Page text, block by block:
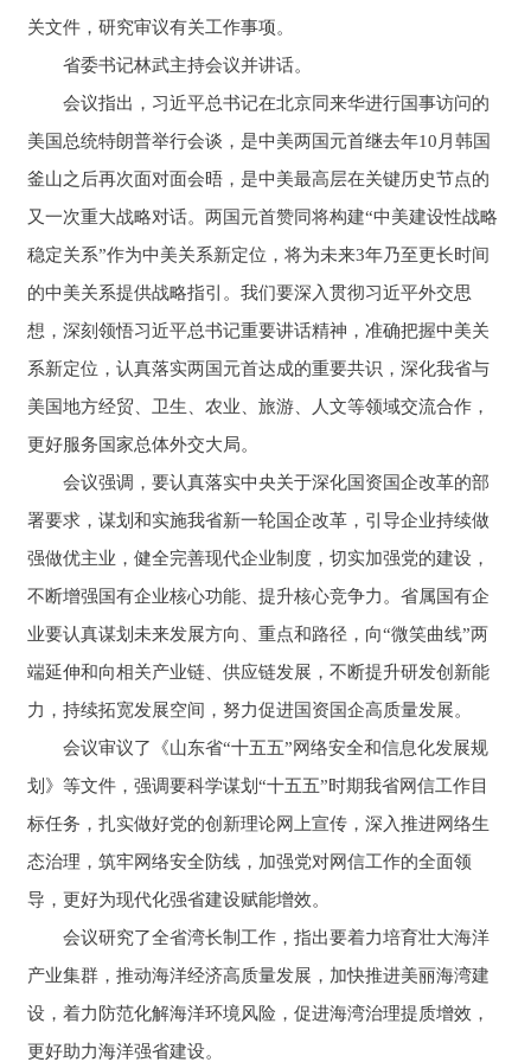
关文件，研究审议有关工作事项。
省委书记林武主持会议并讲话。
会议指出，习近平总书记在北京同来华进行国事访问的
美国总统特朗普举行会谈，是中美两国元首继去年10月韩国
釜山之后再次面对面会晤，是中美最高层在关键历史节点的
又一次重大战略对话。两国元首赞同将构建“中美建设性战略
稳定关系”作为中美关系新定位，将为未来3年乃至更长时间
的中美关系提供战略指引。我们要深入贯彻习近平外交思
想，深刻领悟习近平总书记重要讲话精神，准确把握中美关
系新定位，认真落实两国元首达成的重要共识，深化我省与
美国地方经贸、卫生、农业、旅游、人文等领域交流合作，
更好服务国家总体外交大局。
会议强调，要认真落实中央关于深化国资国企改革的部
署要求，谋划和实施我省新一轮国企改革，引导企业持续做
强做优主业，健全完善现代企业制度，切实加强党的建设，
不断增强国有企业核心功能、提升核心竞争力。省属国有企
业要认真谋划未来发展方向、重点和路径，向“微笑曲线”两
端延伸和向相关产业链、供应链发展，不断提升研发创新能
力，持续拓宽发展空间，努力促进国资国企高质量发展。
会议审议了《山东省“十五五”网络安全和信息化发展规
划》等文件，强调要科学谋划“十五五”时期我省网信工作目
标任务，扎实做好党的创新理论网上宣传，深入推进网络生
态治理，筑牢网络安全防线，加强党对网信工作的全面领
导，更好为现代化强省建设赋能增效。
会议研究了全省湾长制工作，指出要着力培育壮大海洋
产业集群，推动海洋经济高质量发展，加快推进美丽海湾建
设，着力防范化解海洋环境风险，促进海湾治理提质增效，
更好助力海洋强省建设。